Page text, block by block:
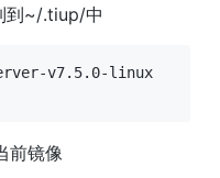
到~/.tiup/中
前镜像